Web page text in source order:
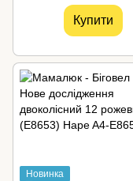
Купити
Новинка